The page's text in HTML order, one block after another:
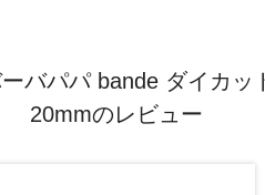
バパパ bande ダイカッ
20mmのレビュー